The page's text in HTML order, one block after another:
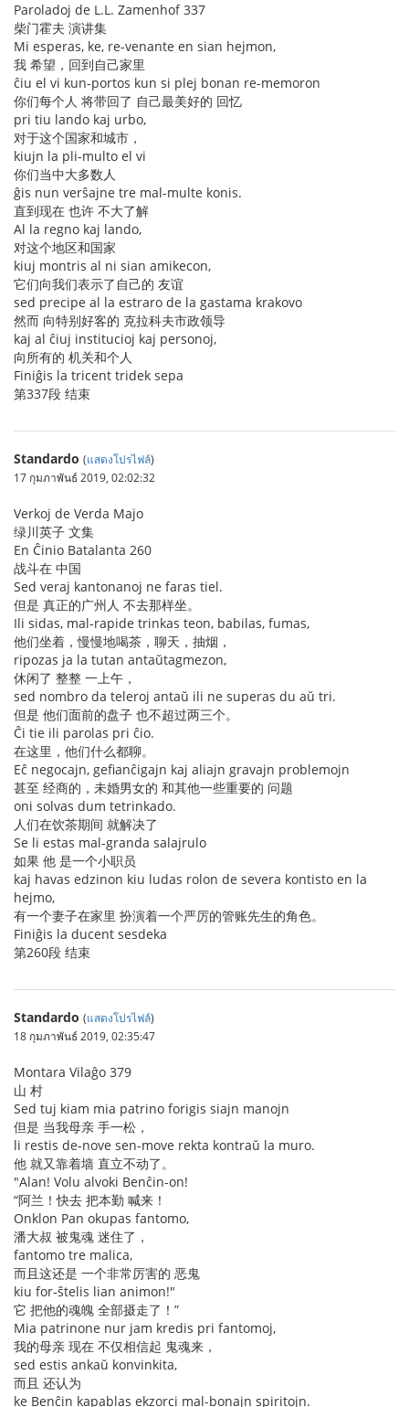
Paroladoj de L.L. Zamenhof 337
柴门霍夫 演讲集
Mi esperas, ke, re-venante en sian hejmon,
我 希望，回到自己家里
ĉiu el vi kun-portos kun si plej bonan re-memoron
你们每个人 将带回了 自己最美好的 回忆
pri tiu lando kaj urbo,
对于这个国家和城市，
kiujn la pli-multo el vi
你们当中大多数人
ĝis nun verŝajne tre mal-multe konis.
直到现在 也许 不大了解
Al la regno kaj lando,
对这个地区和国家
kiuj montris al ni sian amikecon,
它们向我们表示了自己的 友谊
sed precipe al la estraro de la gastama krakovo
然而 向特别好客的 克拉科夫市政领导
kaj al ĉiuj institucioj kaj personoj,
向所有的 机关和个人
Finiĝis la tricent tridek sepa
第337段 结束
Standardo (แสดงโปรไฟล์)
17 กุมภาพันธ์ 2019, 02:02:32
Verkoj de Verda Majo
绿川英子 文集
En Ĉinio Batalanta 260
战斗在 中国
Sed veraj kantonanoj ne faras tiel.
但是 真正的广州人 不去那样坐。
Ili sidas, mal-rapide trinkas teon, babilas, fumas,
他们坐着，慢慢地喝茶，聊天，抽烟，
ripozas ja la tutan antaŭtagmezon,
休闲了 整整 一上午，
sed nombro da teleroj antaŭ ili ne superas du aŭ tri.
但是 他们面前的盘子 也不超过两三个。
Ĉi tie ili parolas pri ĉio.
在这里，他们什么都聊。
Eĉ negocajn, gefianĉigajn kaj aliajn gravajn problemojn
甚至 经商的，未婚男女的 和其他一些重要的 问题
oni solvas dum tetrinkado.
人们在饮茶期间 就解决了
Se li estas mal-granda salajrulo
如果 他 是一个小职员
kaj havas edzinon kiu ludas rolon de severa kontisto en la
hejmo,
有一个妻子在家里 扮演着一个严厉的管账先生的角色。
Finiĝis la ducent sesdeka
第260段 结束
Standardo (แสดงโปรไฟล์)
18 กุมภาพันธ์ 2019, 02:35:47
Montara Vilaĝo 379
山 村
Sed tuj kiam mia patrino forigis siajn manojn
但是 当我母亲 手一松，
li restis de-nove sen-move rekta kontraŭ la muro.
他 就又靠着墙 直立不动了。
"Alan! Volu alvoki Benĉin-on!
“阿兰！快去 把本勤 喊来！
Onklon Pan okupas fantomo,
潘大叔 被鬼魂 迷住了，
fantomo tre malica,
而且这还是 一个非常厉害的 恶鬼
kiu for-ŝtelis lian animon!"
它 把他的魂魄 全部摄走了！”
Mia patrinone nur jam kredis pri fantomoj,
我的母亲 现在 不仅相信起 鬼魂来，
sed estis ankaŭ konvinkita,
而且 还认为
ke Benĉin kapablas ekzorci mal-bonajn spiritojn.